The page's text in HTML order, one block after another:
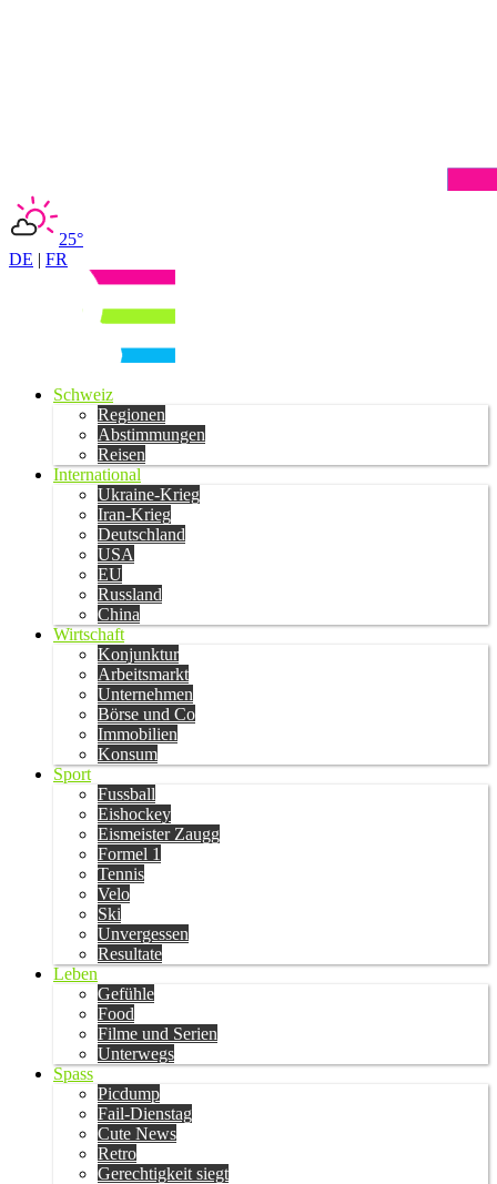
25°
DE | FR
Schweiz
Regionen
Abstimmungen
Reisen
International
Ukraine-Krieg
Iran-Krieg
Deutschland
USA
EU
Russland
China
Wirtschaft
Konjunktur
Arbeitsmarkt
Unternehmen
Börse und Co
Immobilien
Konsum
Sport
Fussball
Eishockey
Eismeister Zaugg
Formel 1
Tennis
Velo
Ski
Unvergessen
Resultate
Leben
Gefühle
Food
Filme und Serien
Unterwegs
Spass
Picdump
Fail-Dienstag
Cute News
Retro
Gerechtigkeit siegt